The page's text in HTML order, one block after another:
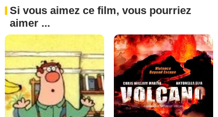
Si vous aimez ce film, vous pourriez
aimer ...